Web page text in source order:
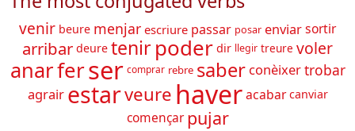
venir beure menjar escriure passar posar enviarsortir
arribar deure tenirpoder dir llegir treure voler
anarferser comprar rebre saber conèixertrobar
agrair estarveure haver acabar canviar
començar pujar